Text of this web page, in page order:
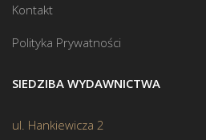
Kontakt
Polityka Prywatności
SIEDZIBA WYDAWNICTWA
ul. Hankiewicza 2